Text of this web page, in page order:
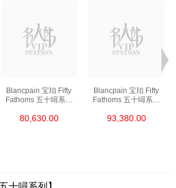
Blancpain 宝珀 Fifty
Fathoms 五十噚系列
80,630.00
Blancpain 宝珀 Fifty
Fathoms 五十噚系列
93,380.00